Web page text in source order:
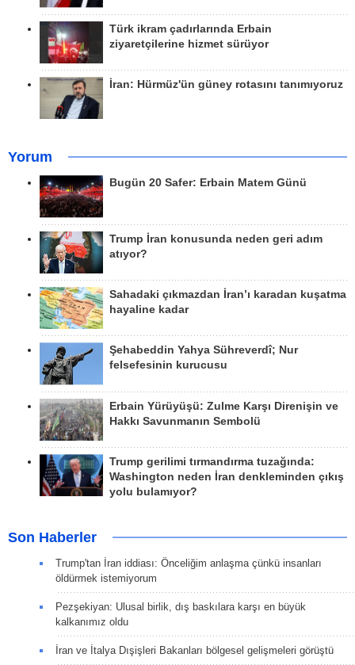
Türk ikram çadırlarında Erbain
ziyaretçilerine hizmet sürüyor
İran: Hürmüz'ün güney rotasını tanımıyoruz
Yorum
Bugün 20 Safer: Erbain Matem Günü
Trump İran konusunda neden geri adım
atıyor?
Sahadaki çıkmazdan İran’ı karadan kuşatma
hayaline kadar
Şehabeddin Yahya Sühreverdî; Nur
felsefesinin kurucusu
Erbain Yürüyüşü: Zulme Karşı Direnişin ve
Hakkı Savunmanın Sembolü
Trump gerilimi tırmandırma tuzağında:
Washington neden İran denkleminden çıkış
yolu bulamıyor?
Son Haberler
Trump'tan İran iddiası: Önceliğim anlaşma çünkü insanları
öldürmek istemiyorum
Pezşekiyan: Ulusal birlik, dış baskılara karşı en büyük
kalkanımız oldu
İran ve İtalya Dışişleri Bakanları bölgesel gelişmeleri görüştü